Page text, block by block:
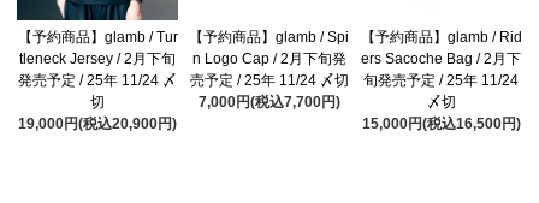
【予約商品】glamb / Tur
tleneck Jersey / 2月下旬
発売予定 / 25年 11/24 〆
切
19,000円(税込20,900円)
【予約商品】glamb / Spi
n Logo Cap / 2月下旬発
売予定 / 25年 11/24 〆切
7,000円(税込7,700円)
【予約商品】glamb / Rid
ers Sacoche Bag / 2月下
旬発売予定 / 25年 11/24
〆切
15,000円(税込16,500円)